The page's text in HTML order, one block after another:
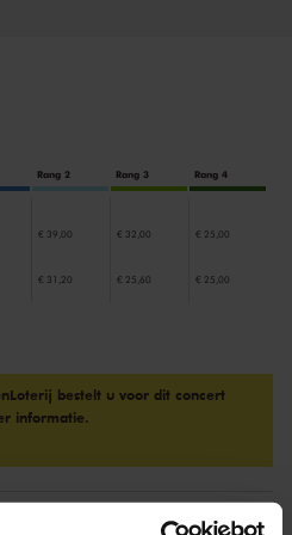
Rang 2 Rang 3 Rang 4
€ 39,00 € 32,00 € 25,00
€ 31,20 € 25,60 € 25,00
bestelt u voor dit concert
informatie.
inbegrepen. Ben je jonger dan 30